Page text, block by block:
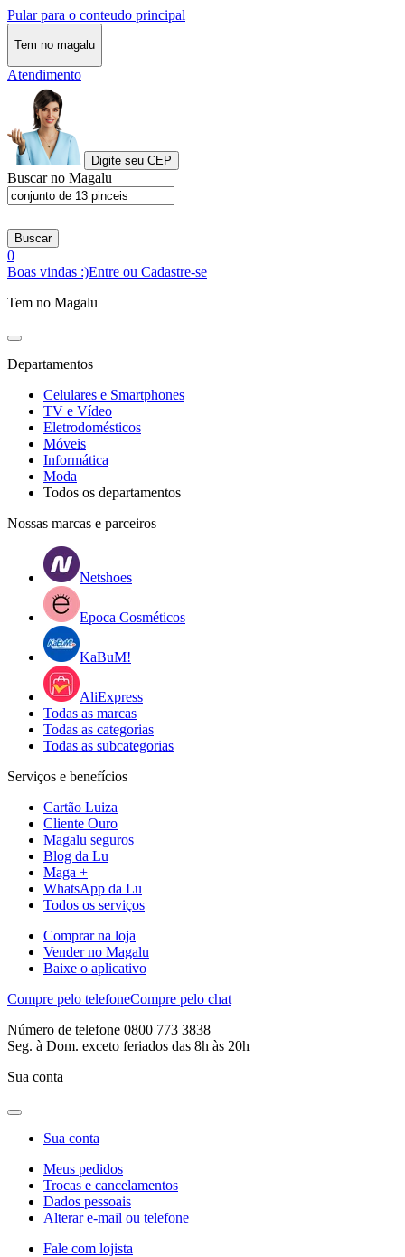
Pular para o conteudo principal
Tem no magalu
Atendimento
Digite seu CEP
Buscar no Magalu
Buscar
0
Boas vindas :)Entre ou Cadastre-se
Tem no Magalu
Departamentos
Celulares e Smartphones
TV e Vídeo
Eletrodomésticos
Móveis
Informática
Moda
Todos os departamentos
Nossas marcas e parceiros
Netshoes
Epoca Cosméticos
KaBuM!
AliExpress
Todas as marcas
Todas as categorias
Todas as subcategorias
Serviços e benefícios
Cartão Luiza
Cliente Ouro
Magalu seguros
Blog da Lu
Maga +
WhatsApp da Lu
Todos os serviços
Comprar na loja
Vender no Magalu
Baixe o aplicativo
Compre pelo telefoneCompre pelo chat
Número de telefone 0800 773 3838
Seg. à Dom. exceto feriados das 8h às 20h
Sua conta
Sua conta
Meus pedidos
Trocas e cancelamentos
Dados pessoais
Alterar e-mail ou telefone
Fale com lojista